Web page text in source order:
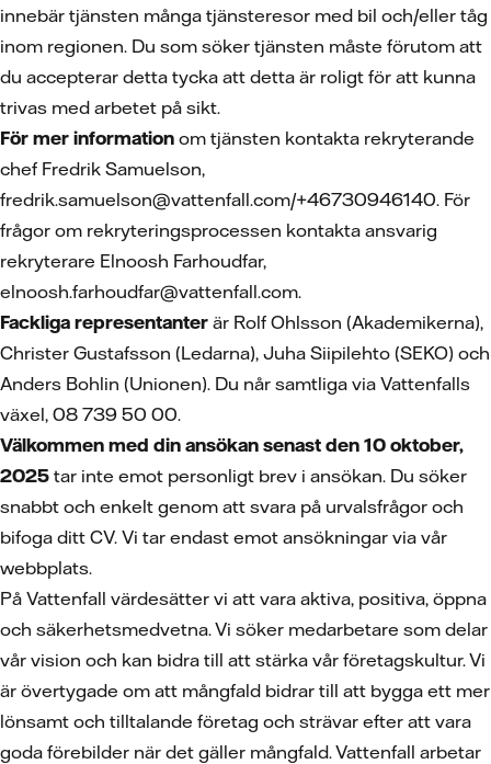
innebär tjänsten många tjänsteresor med bil och/eller tåg
inom regionen. Du som söker tjänsten måste förutom att
du accepterar detta tycka att detta är roligt för att kunna
trivas med arbetet på sikt.
För mer information om tjänsten kontakta rekryterande
chef Fredrik Samuelson,
fredrik.samuelson@vattenfall.com/+46730946140. För
frågor om rekryteringsprocessen kontakta ansvarig
rekryterare Elnoosh Farhoudfar,
elnoosh.farhoudfar@vattenfall.com.
Fackliga representanter är Rolf Ohlsson (Akademikerna),
Christer Gustafsson (Ledarna), Juha Siipilehto (SEKO) och
Anders Bohlin (Unionen). Du når samtliga via Vattenfalls
växel, 08 739 50 00.
Välkommen med din ansökan senast den 10 oktober,
2025 tar inte emot personligt brev i ansökan. Du söker
snabbt och enkelt genom att svara på urvalsfrågor och
bifoga ditt CV. Vi tar endast emot ansökningar via vår
webbplats.
På Vattenfall värdesätter vi att vara aktiva, positiva, öppna
och säkerhetsmedvetna. Vi söker medarbetare som delar
vår vision och kan bidra till att stärka vår företagskultur. Vi
är övertygade om att mångfald bidrar till att bygga ett mer
lönsamt och tilltalande företag och strävar efter att vara
goda förebilder när det gäller mångfald. Vattenfall arbetar